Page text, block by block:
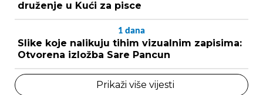
druženje u Kući za pisce
1 dana
Slike koje nalikuju tihim vizualnim zapisima:
Otvorena izložba Sare Pancun
Prikaži više vijesti